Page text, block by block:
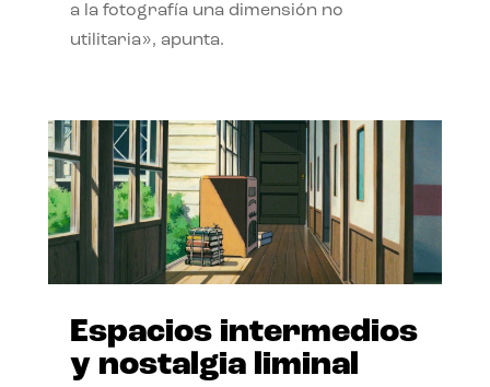
a la fotografía una dimensión no
utilitaria», apunta.
Espacios intermedios
y nostalgia liminal